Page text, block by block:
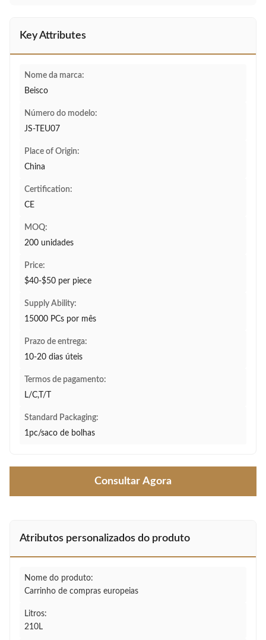
Key Attributes
Nome da marca:
Beisco
Número do modelo:
JS-TEU07
Place of Origin:
China
Certification:
CE
MOQ:
200 unidades
Price:
$40-$50 per piece
Supply Ability:
15000 PCs por mês
Prazo de entrega:
10-20 dias úteis
Termos de pagamento:
L/C,T/T
Standard Packaging:
1pc/saco de bolhas
Consultar Agora
Atributos personalizados do produto
Nome do produto:
Carrinho de compras europeias
Litros:
210L